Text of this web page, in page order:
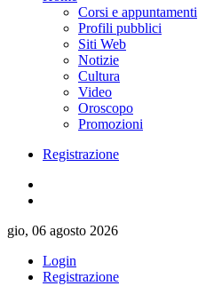
Corsi e appuntamenti
Profili pubblici
Siti Web
Notizie
Cultura
Video
Oroscopo
Promozioni
Registrazione
gio, 06 agosto 2026
Login
Registrazione